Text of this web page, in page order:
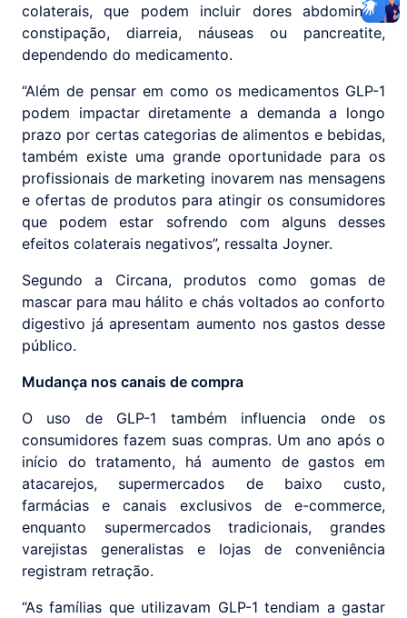
colaterais, que podem incluir dores abdominais,
constipação, diarreia, náuseas ou pancreatite,
dependendo do medicamento.
“Além de pensar em como os medicamentos GLP-1
podem impactar diretamente a demanda a longo
prazo por certas categorias de alimentos e bebidas,
também existe uma grande oportunidade para os
profissionais de marketing inovarem nas mensagens
e ofertas de produtos para atingir os consumidores
que podem estar sofrendo com alguns desses
efeitos colaterais negativos”, ressalta Joyner.
Segundo a Circana, produtos como gomas de
mascar para mau hálito e chás voltados ao conforto
digestivo já apresentam aumento nos gastos desse
público.
Mudança nos canais de compra
O uso de GLP-1 também influencia onde os
consumidores fazem suas compras. Um ano após o
início do tratamento, há aumento de gastos em
atacarejos, supermercados de baixo custo,
farmácias e canais exclusivos de e-commerce,
enquanto supermercados tradicionais, grandes
varejistas generalistas e lojas de conveniência
registram retração.
“As famílias que utilizavam GLP-1 tendiam a gastar